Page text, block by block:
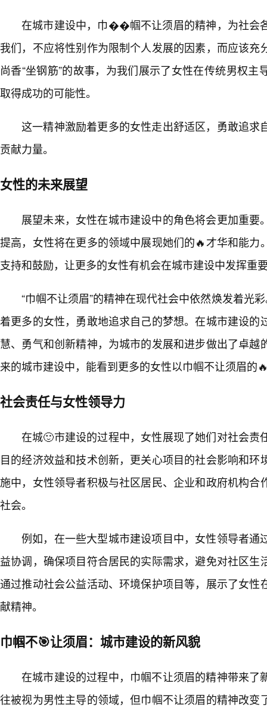
在城市建设中，巾��帼不让须眉的精神，为社会
我们，不应将性别作为限制个人发展的因素，而应该充
尚香“坐钢筋”的故事，为我们展示了女性在传统男权
取得成功的可能性。
这一精神激励着更多的女性走出舒适区，勇敢追求
贡献力量。
女性的未来展望
展望未来，女性在城市建设中的角色将会更加重要
提高，女性将在更多的领域中展现她们的🔥才华和能力
支持和鼓励，让更多的女性有机会在城市建设中发挥重
“巾帼不让须眉”的精神在现代社会中依然焕发着光
着更多的女性，勇敢地追求自己的梦想。在城市建设的
慧、勇气和创新精神，为城市的发展和进步做出了卓越
来的城市建设中，能看到更多的女性以巾帼不让须眉的
社会责任与女性领导力
在城🙂市建设的过程中，女性展现了她们对社会责
目的经济效益和技术创新，更关心项目的社会影响和环
施中，女性领导者积极与社区居民、企业和政府机构合
社会。
例如，在一些大型城市建设项目中，女性领导者通
益协调，确保项目符合居民的实际需求，避免对社区生
通过推动社会公益活动、环境保护项目等，展示了女性
献精神。
巾帼不🎯让须眉：城市建设的新风貌
在城市建设的过程中，巾帼不让须眉的精神带来了
往被视为男性主导的领域，但巾帼不让须眉的精神改变